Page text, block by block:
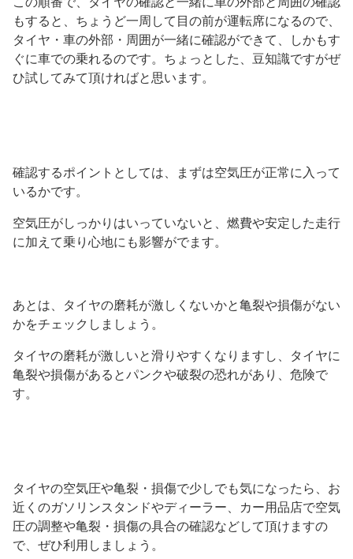
もすると、ちょうど一周して目の前が運転席になるので、
タイヤ・車の外部・周囲が一緒に確認ができて、しかもす
ぐに車での乗れるのです。ちょっとした、豆知識ですがぜ
ひ試してみて頂ければと思います。
確認するポイントとしては、まずは空気圧が正常に入って
いるかです。
空気圧がしっかりはいっていないと、燃費や安定した走行
に加えて乗り心地にも影響がでます。
あとは、タイヤの磨耗が激しくないかと亀裂や損傷がない
かをチェックしましょう。
タイヤの磨耗が激しいと滑りやすくなりますし、タイヤに
亀裂や損傷があるとパンクや破裂の恐れがあり、危険で
す。
タイヤの空気圧や亀裂・損傷で少しでも気になったら、お
近くのガソリンスタンドやディーラー、カー用品店で空気
圧の調整や亀裂・損傷の具合の確認などして頂けますの
で、ぜひ利用しましょう。